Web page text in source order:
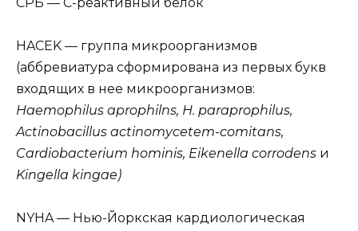
HACEK — группа микроорганизмов
(аббревиатура сформирована из первых букв
входящих в нее микроорганизмов:
Haemophilus aprophilns, Н. paraprophilus,
Actinobacillus actinomycetem-comitans,
Cardiobacterium hominis, Eikenella corrodens и
Kingella kingae)
NYHA — Нью-Йоркская кардиологическая